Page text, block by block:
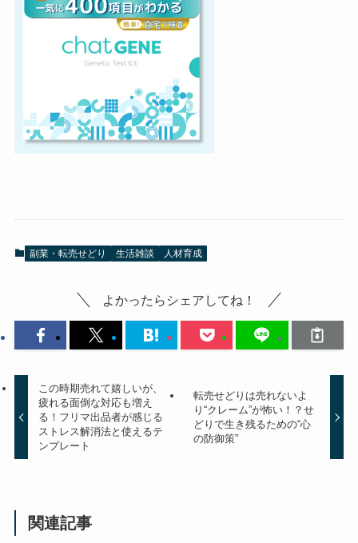
副業・転売せどり 生活雑談 人材育成
よかったらシェアしてね！
この時期売れて嬉しいが、
疲れる面倒な対応も増え
る！フリマ出品者が感じる
ストレス解消法と使えるテ
ンプレート
転売せどりは売れないよ
り“クレーム”が怖い！？せ
どりで生き残るための“心
の防御策”
関連記事